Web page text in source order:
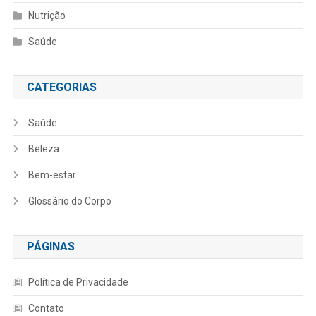
Nutrição
Saúde
CATEGORIAS
Saúde
Beleza
Bem-estar
Glossário do Corpo
PÁGINAS
Política de Privacidade
Contato